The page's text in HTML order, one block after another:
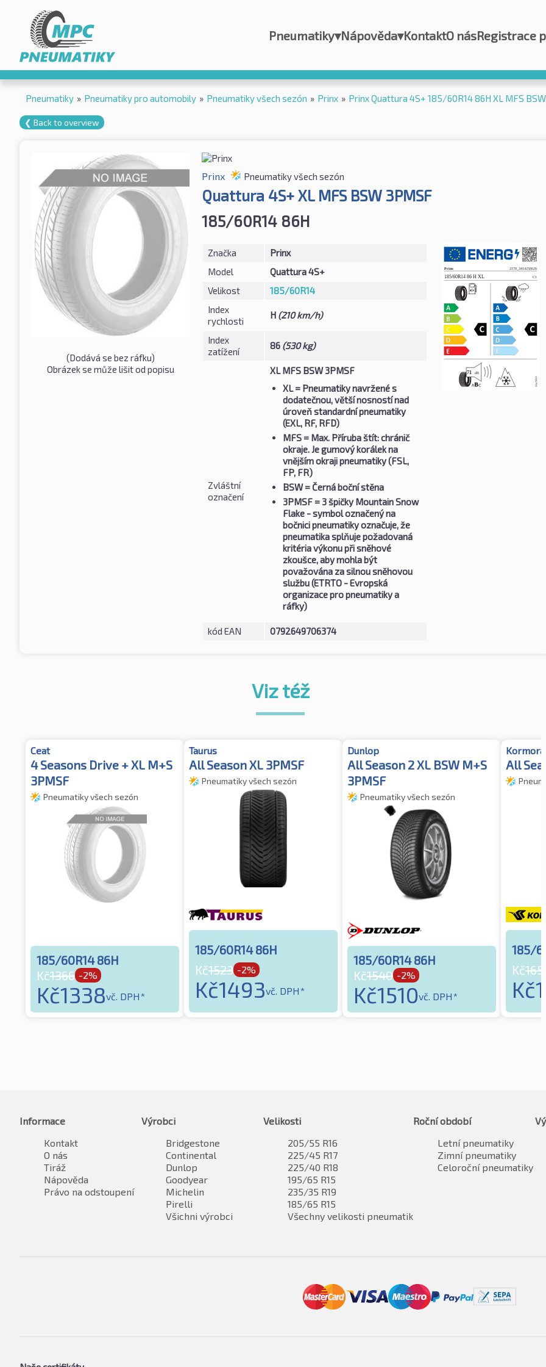
Pneumatiky▾Nápověda▾KontaktO násRegistrace
Pneumatiky » Pneumatiky pro automobily » Pneumatiky všech sezón » Prinx » Prinx Quattura 4S+ 185/60R14 86H XL MFS
❮ Back to overview
(Dodává se bez ráfku)
Obrázek se může lišit od popisu
Prinx Pneumatiky všech sezón
Quattura 4S+ XL MFS BSW 3PMSF
185/60R14 86H
Značka
Prinx
Model
Quattura 4S+
Velikost
185/60R14
Index
rychlosti
H (210 km/h)
Index
zatížení
86 (530 kg)
Zvláštní
označení
XL MFS BSW 3PMSF
XL= Pneumatiky navržené s
dodatečnou, větší nosností nad
úroveň standardní pneumatiky
(EXL, RF, RFD)
MFS= Max. Příruba štít: chránič
okraje. Je gumový korálek na
vnějším okraji pneumatiky (FSL,
FP, FR)
BSW= Černá boční stěna
3PMSF= 3 špičky Mountain Snow
Flake - symbol označený na
bočnici pneumatiky označuje, že
pneumatika splňuje požadovaná
kritéria výkonu při sněhové
zkoušce, aby mohla být
považována za silnou sněhovou
službu (ETRTO - Evropská
organizace pro pneumatiky a
ráfky)
kód EAN 0792649706374
Viz též
Ceat
4 Seasons Drive + XL M+S
3PMSF
Pneumatiky všech sezón
185/60R14 86H
Kč1366 -2%
Kč1338vč. DPH*
Taurus
All Season XL 3PMSF
Pneumatiky všech sezón
185/60R14 86H
Kč1523 -2%
Kč1493vč. DPH*
Dunlop
All Season 2 XL BSW M+S
3PMSF
Pneumatiky všech sezón
185/60R14 86H
Kč1540 -2%
Kč1510vč. DPH*
Kormoran
All
185/
Kč1655
Kč
Informace
Kontakt
O nás
Tiráž
Nápověda
Právo na odstoupení
Výrobci
Bridgestone
Continental
Dunlop
Goodyear
Michelin
Pirelli
Všichni výrobci
Velikosti
205/55 R16
225/45 R17
225/40 R18
195/65 R15
235/35 R19
185/65 R15
Všechny velikosti pneumatik
Roční období
Letní pneumatiky
Zimní pneumatiky
Celoroční pneumatiky